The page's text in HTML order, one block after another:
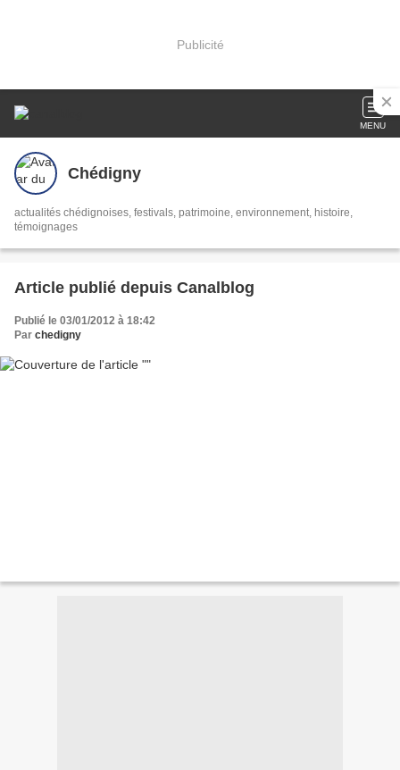
Publicité
MENU
Chédigny
actualités chédignoises, festivals, patrimoine, environnement, histoire,
témoignages
Article publié depuis Canalblog
Publié le 03/01/2012 à 18:42
Par chedigny